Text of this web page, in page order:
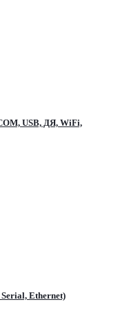
USB, ДЯ, WiFi,
Ethernet)